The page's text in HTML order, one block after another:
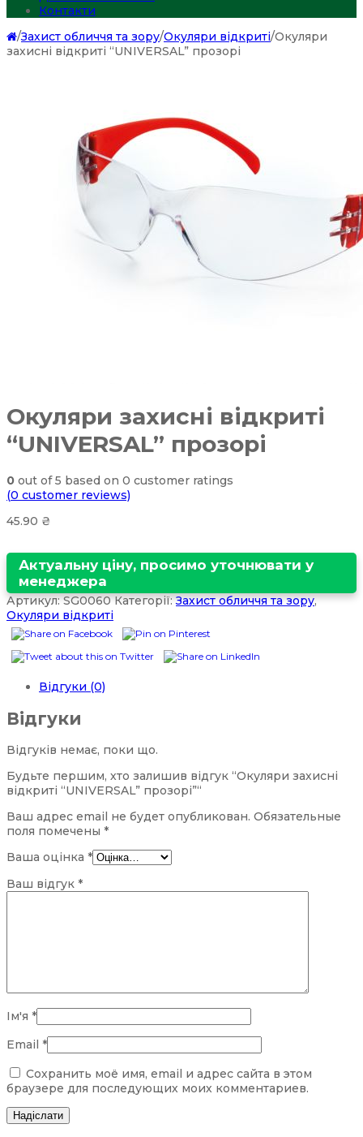
Контакти
/Захист обличчя та зору/Окуляри відкриті/Окуляри
захисні відкриті “UNIVERSAL” прозорі
Окуляри захисні відкриті
“UNIVERSAL” прозорі
0 out of5 based on 0 customer ratings
(0 customer reviews)
45.90 ₴
Актуальну ціну, просимо уточнювати у
менеджера
Артикул:SG0060 Категорії:Захист обличчя та зору,
Окуляри відкриті
Відгуки (0)
Відгуки
Відгуків немає, поки що.
Будьте першим, хто залишив відгук “Окуляри захисні
відкриті “UNIVERSAL” прозорі”“
Ваш адрес email не будет опубликован. Обязательные
поля помечены *
Ваша оцінка *
Ваш відгук *
Ім'я *
Email *
Сохранить моё имя, email и адрес сайта в этом
браузере для последующих моих комментариев.